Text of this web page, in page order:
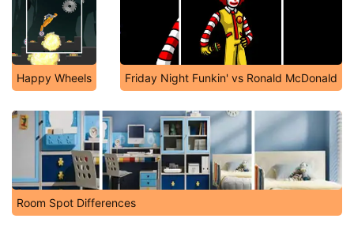
Happy Wheels Friday Night Funkin' vs Ronald McDonald
Room Spot Differences